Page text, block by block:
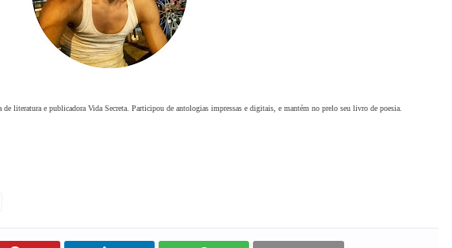
literatura e publicadora Vida Secreta. Participou de antologias impressas e digitais, e mantém no prelo seu livro de poesia.